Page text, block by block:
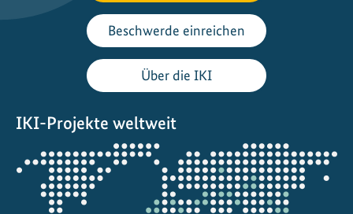
W
e
i
d
e
t
ä
r
Beschwerde einreichen
Über die IKI
IKI-Projekte weltweit
Öffnet
die
Projektkarte